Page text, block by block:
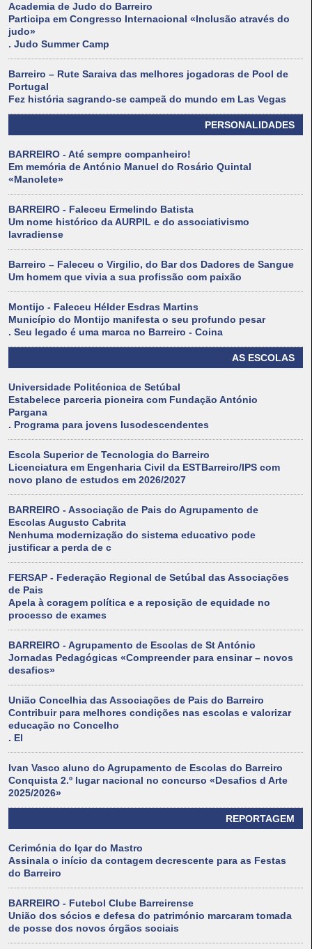
Academia de Judo do Barreiro
Participa em Congresso Internacional «Inclusão através do
judo»
. Judo Summer Camp
Barreiro – Rute Saraiva das melhores jogadoras de Pool de
Portugal
Fez história sagrando-se campeã do mundo em Las Vegas
PERSONALIDADES
BARREIRO - Até sempre companheiro!
Em memória de António Manuel do Rosário Quintal
«Manolete»
BARREIRO - Faleceu Ermelindo Batista
Um nome histórico da AURPIL e do associativismo
lavradiense
Barreiro – Faleceu o Virgilio, do Bar dos Dadores de Sangue
Um homem que vivia a sua profissão com paixão
Montijo - Faleceu Hélder Esdras Martins
Município do Montijo manifesta o seu profundo pesar
. Seu legado é uma marca no Barreiro - Coina
AS ESCOLAS
Universidade Politécnica de Setúbal
Estabelece parceria pioneira com Fundação António
Pargana
. Programa para jovens lusodescendentes
Escola Superior de Tecnologia do Barreiro
Licenciatura em Engenharia Civil da ESTBarreiro/IPS com
novo plano de estudos em 2026/2027
BARREIRO - Associação de Pais do Agrupamento de
Escolas Augusto Cabrita
Nenhuma modernização do sistema educativo pode
justificar a perda de c
FERSAP - Federação Regional de Setúbal das Associações
de Pais
Apela à coragem política e a reposição de equidade no
processo de exames
BARREIRO - Agrupamento de Escolas de St António
Jornadas Pedagógicas «Compreender para ensinar – novos
desafios»
União Concelhia das Associações de Pais do Barreiro
Contribuir para melhores condições nas escolas e valorizar
educação no Concelho
. El
Ivan Vasco aluno do Agrupamento de Escolas do Barreiro
Conquista 2.º lugar nacional no concurso «Desafios d Arte
2025/2026»
REPORTAGEM
Cerimónia do Içar do Mastro
Assinala o início da contagem decrescente para as Festas
do Barreiro
BARREIRO - Futebol Clube Barreirense
União dos sócios e defesa do património marcaram tomada
de posse dos novos órgãos sociais